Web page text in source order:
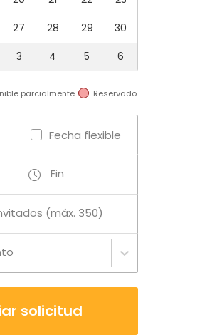
27 28 29
30
3 4 5 6
parcialmente Reservado
Fecha flexible
Fin
(máx. 350)
solicitud